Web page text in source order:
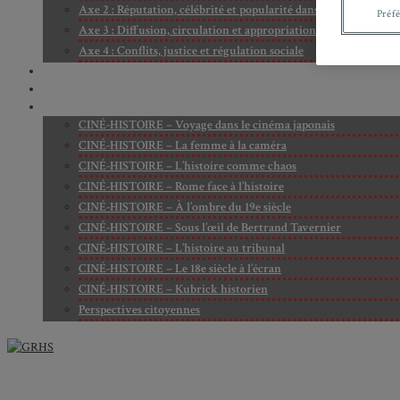
Axe 2 : Réputation, célébrité et popularité dans l’espace public
Axe 3 : Diffusion, circulation et appropriation des savoirs
Axe 4 : Conflits, justice et régulation sociale
CINÉ-HISTOIRE – Voyage dans le cinéma japonais
CINÉ-HISTOIRE – La femme à la caméra
CINÉ-HISTOIRE – L’histoire comme chaos
CINÉ-HISTOIRE – Rome face à l’histoire
CINÉ-HISTOIRE – À l’ombre du 19e siècle
CINÉ-HISTOIRE – Sous l’œil de Bertrand Tavernier
CINÉ-HISTOIRE – L’histoire au tribunal
CINÉ-HISTOIRE – Le 18e siècle à l’écran
CINÉ-HISTOIRE – Kubrick historien
Perspectives citoyennes